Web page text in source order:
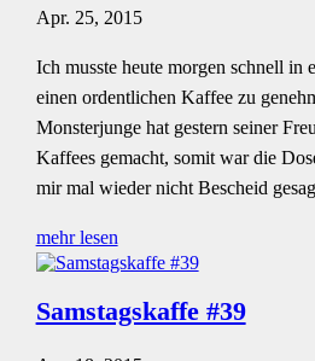
Apr. 25, 2015
Ich musste heute morgen schnell in
einen ordentlichen Kaffee zu
Monsterjunge hat gestern seiner
Kaffees gemacht, somit war die
mir mal wieder nicht Bescheid
mehr lesen
Samstagskaffe #39